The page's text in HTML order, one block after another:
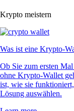
Krypto meistern
Was ist eine Krypto-
Ob Sie zum ersten
ohne Krypto-Wallet
ist, wie sie
Lösung auswählen.